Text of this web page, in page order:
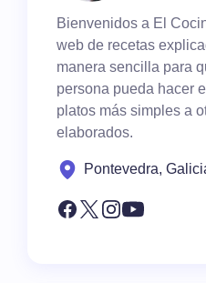
Bienvenidos a El
web de recetas
manera sencilla para
persona pueda hacer
platos más simples a
elaborados.
Pontevedra,